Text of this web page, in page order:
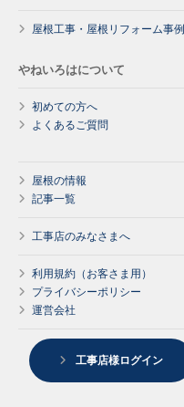
屋根工事・屋根リフォーム事例
やねいろはについて
初めての方へ
よくあるご質問
屋根の情報
記事一覧
工事店のみなさまへ
利用規約（お客さま用）
プライバシーポリシー
運営会社
工事店様ログイン